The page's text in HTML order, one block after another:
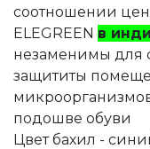
соотношении
ELEGREEN в
незаменимы для
защититы
подошве обуви
Цвет бахил -